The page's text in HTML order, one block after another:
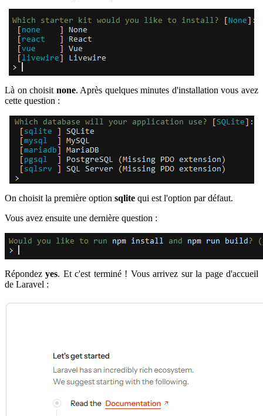
Là on choisit none. Après quelques minutes d'installation vous avez
cette question :
On choisit la première option sqlite qui est l'option par défaut.
Vous avez ensuite une dernière question :
Répondezyes. Et c'est terminé ! Vous arrivez sur la page d'accueil
de Laravel :